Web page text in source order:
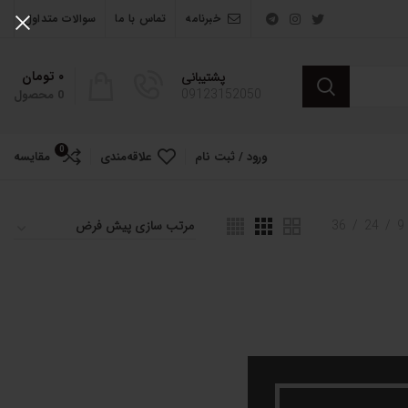
خبرنامه تماس با ما سوالات متداول
پشتیبانی
0 محصول
۰ تومان
ورود / ثبت نام علاقه‌مندی 0 مقایسه